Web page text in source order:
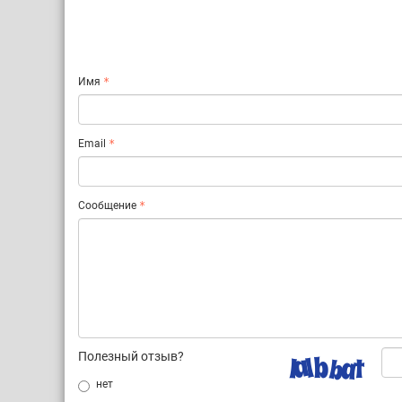
Имя
Email
Сообщение
Полезный отзыв?
нет